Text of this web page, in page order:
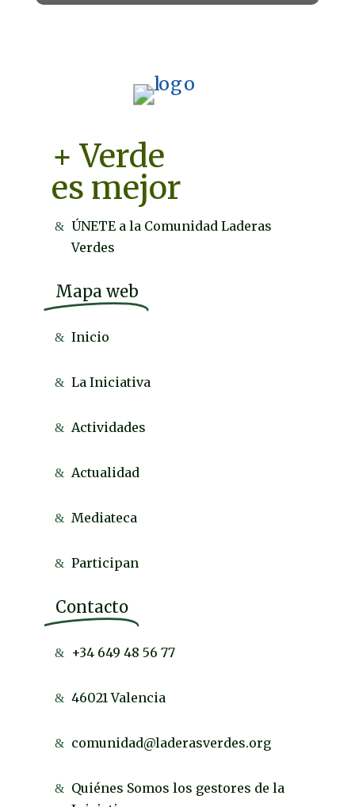
+ Verde
es mejor
ÚNETE a la Comunidad Laderas
Verdes
Mapa web
Inicio
La Iniciativa
Actividades
Actualidad
Mediateca
Participan
Contacto
+34 649 48 56 77
46021 Valencia
comunidad@laderasverdes.org
Quiénes Somos los gestores de la